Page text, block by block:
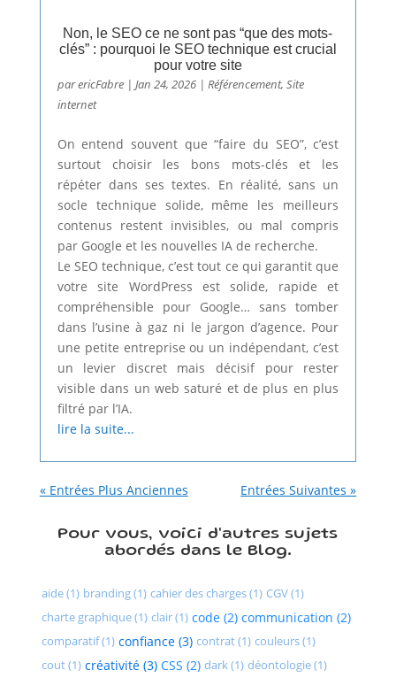
Non, le SEO ce ne sont pas “que des mots-
clés” : pourquoi le SEO technique est crucial
pour votre site
parericFabre| Jan 24, 2026| Référencement, Site
internet
On entend souvent que “faire du SEO”, c’est
surtout choisir les bons mots-clés et les
répéter dans ses textes. En réalité, sans un
socle technique solide, même les meilleurs
contenus restent invisibles, ou mal compris
par Google et les nouvelles IA de recherche.
Le SEO technique, c’est tout ce qui garantit que
votre site WordPress est solide, rapide et
compréhensible pour Google… sans tomber
dans l’usine à gaz ni le jargon d’agence. Pour
une petite entreprise ou un indépendant, c’est
un levier discret mais décisif pour rester
visible dans un web saturé et de plus en plus
filtré par l’IA.
lire la suite...
« Entrées Plus Anciennes Entrées Suivantes »
Pour vous, voici d'autres sujets
abordés dans le Blog.
aide (1) branding (1) cahier des charges (1) CGV (1)
charte graphique (1) clair (1) code (2) communication (2)
comparatif (1) confiance (3) contrat (1) couleurs (1)
cout (1) créativité (3) CSS (2) dark (1) déontologie (1)